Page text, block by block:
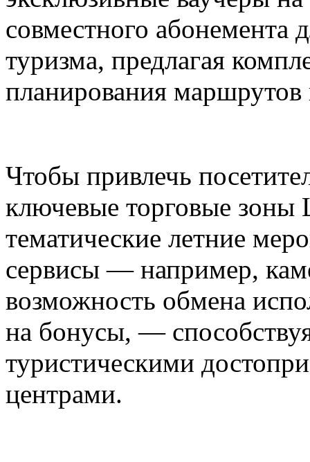
совместного абонемента
туризма, предлагая
планирования маршрутов
Чтобы привлечь
ключевые торговые зоны
тематические летние
сервисы — например,
возможность обмена
на бонусы, —
туристическими
центрами.